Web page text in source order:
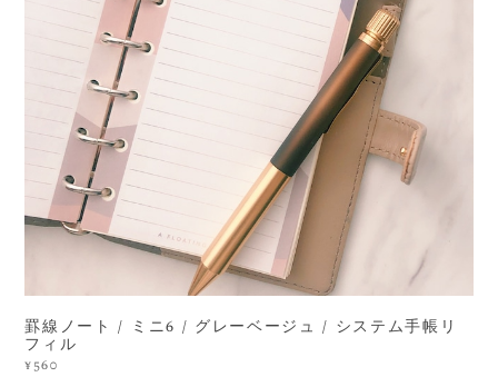
罫線ノート / ミニ6 / グレーベージュ / システム手帳リ
フィル
¥560